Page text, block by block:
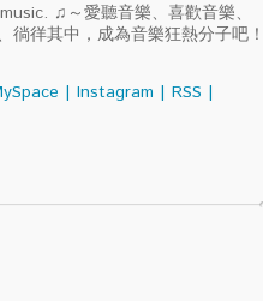
♫～愛聽音樂、喜歡音樂、
徉其中，成為音樂狂熱分子吧！
| Instagram | RSS |